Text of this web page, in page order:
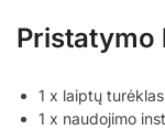
Pristatymo
1 x laiptų
1 x naudojimo